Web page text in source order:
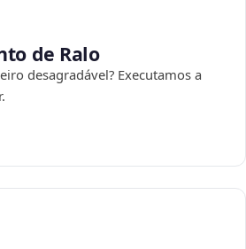
de Ralo
desagradável? Executamos a